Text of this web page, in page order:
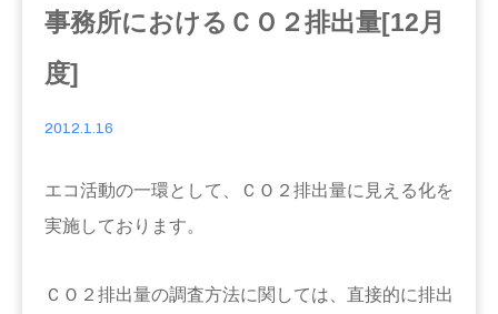
事務所におけるＣＯ２排出量[12月
度]
2012.1.16
エコ活動の一環として、ＣＯ２排出量に見える化を
実施しております。
ＣＯ２排出量の調査方法に関しては、直接的に排出